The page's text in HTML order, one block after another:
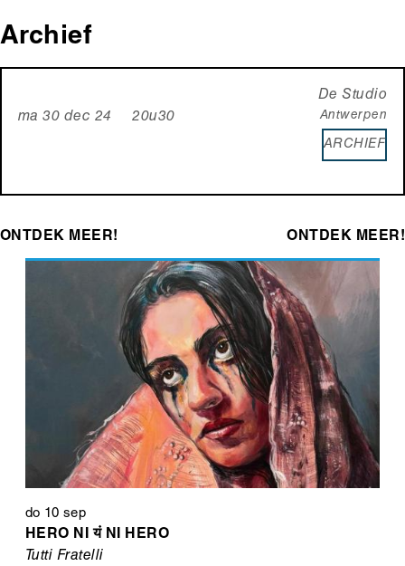
Archief
ma 30 dec 24 20u30
De Studio
Antwerpen
ARCHIEF
ONTDEK MEER! ONTDEK MEER!
do 10 sep
HERO NI यं NI HERO
Tutti Fratelli